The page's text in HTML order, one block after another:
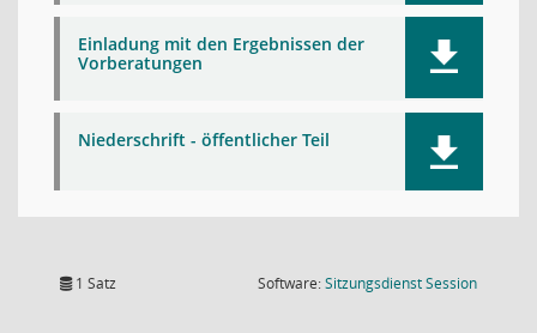
Einladung mit den Ergebnissen der
Vorberatungen
Niederschrift - öffentlicher Teil
1 Satz Software:SitzungsdienstSession(Wird in